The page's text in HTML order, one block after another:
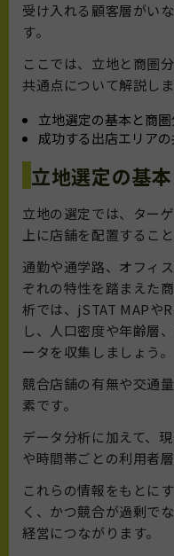
受け入れる顧客層がい
す。
ここでは、立地と商圏
共通点について解説しま
立地選定の基本と商
成功する出店エリア
立地選定の基
立地の選定では、ター
上に店舗を配置するこ
通勤や通学路、オフィ
ぞれの特性を踏まえた
析では、jSTAT MAPや
し、人口密度や年齢層
ータを収集しましょう。
競合店舗の有無や交通
素です。
データ分析に加えて、
や時間帯ごとの利用者
これらの情報をもとに
く、かつ競合が過剰で
経営につながります。